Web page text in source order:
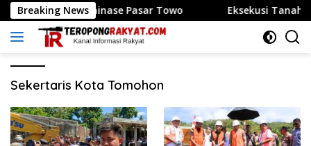
Langsung
ke
konten
Breaking News
Drainase Pasar Towo Eksekusi Tanah di
Sekertaris Kota Tomohon